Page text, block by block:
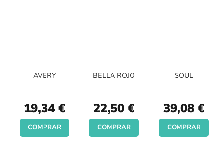
AVERY
19,34 €
COMPRAR
BELLA ROJO
22,50 €
COMPRAR
SOUL
39,08 €
COMPRAR